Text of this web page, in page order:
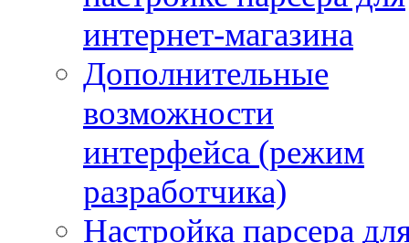
интернет-магазина
Дополнительные
возможности
интерфейса (режим
разработчика)
Настройка парсера